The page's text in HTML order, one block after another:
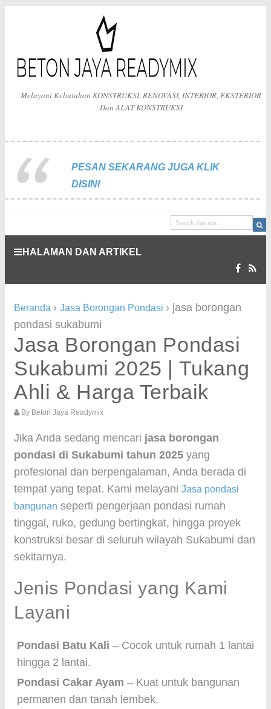
Melayani Kebutuhan KONSTRUKSI, RENOVASI, INTERIOR, EKSTERIOR
Dan ALAT KONSTRUKSI
PESAN SEKARANG JUGA KLIK
DISINI
HALAMAN DAN ARTIKEL
Beranda › Jasa Borongan Pondasi › jasa borongan
pondasi sukabumi
Jasa Borongan Pondasi
Sukabumi 2025 | Tukang
Ahli & Harga Terbaik
By Beton Jaya Readymix
Jika Anda sedang mencari jasa borongan
pondasi di Sukabumi tahun 2025 yang
profesional dan berpengalaman, Anda berada di
tempat yang tepat. Kami melayani Jasa pondasi
bangunan seperti pengerjaan pondasi rumah
tinggal, ruko, gedung bertingkat, hingga proyek
konstruksi besar di seluruh wilayah Sukabumi dan
sekitarnya.
Jenis Pondasi yang Kami
Layani
Pondasi Batu Kali – Cocok untuk rumah 1 lantai
hingga 2 lantai.
Pondasi Cakar Ayam – Kuat untuk bangunan
permanen dan tanah lembek.